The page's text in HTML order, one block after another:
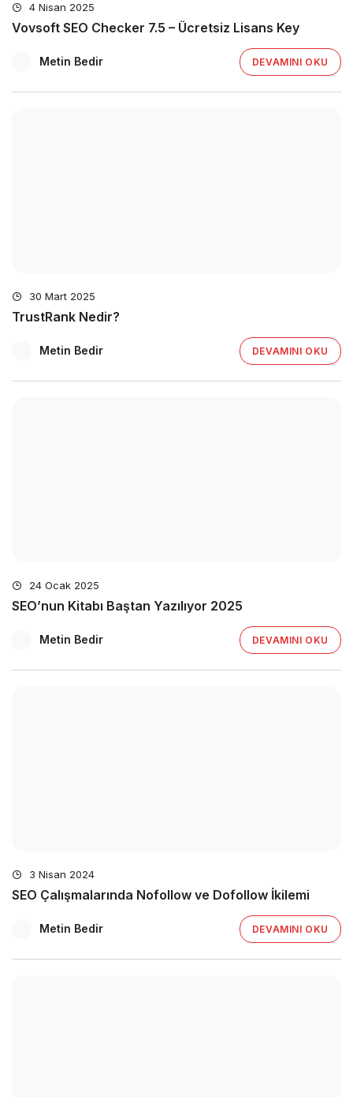
4 Nisan 2025
Vovsoft SEO Checker 7.5 – Ücretsiz Lisans Key
Metin Bedir DEVAMINI OKU
30 Mart 2025
TrustRank Nedir?
Metin Bedir DEVAMINI OKU
24 Ocak 2025
SEO’nun Kitabı Baştan Yazılıyor 2025
Metin Bedir DEVAMINI OKU
3 Nisan 2024
SEO Çalışmalarında Nofollow ve Dofollow İkilemi
Metin Bedir DEVAMINI OKU